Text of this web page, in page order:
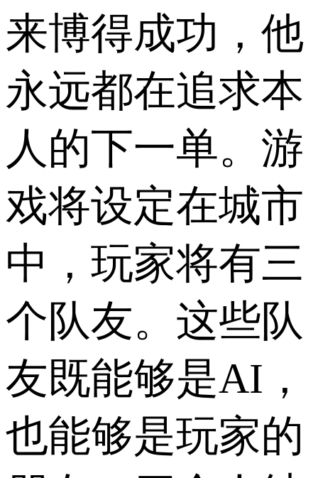
来博得成功，他
永远都在追求本
人的下一单。游
戏将设定在城市
中，玩家将有三
个队友。这些队
友既能够是AI，
也能够是玩家的